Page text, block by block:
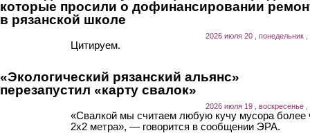
которые просили о дофинансировании
в рязанской школе
2026 июля 20 , понедельник ,
Цитируем.
«Экологический рязанский альянс»
перезапустил «карту свалок»
2026 июля 19 , воскресенье ,
«Свалкой мы считаем любую кучу мусора более
2х2 метра», — говорится в сообщении ЭРА.